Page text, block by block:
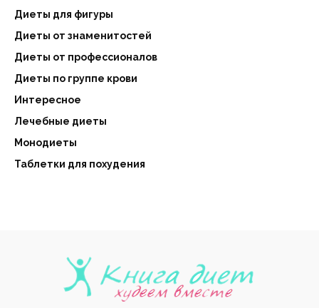
Диеты для фигуры
Диеты от знаменитостей
Диеты от профессионалов
Диеты по группе крови
Интересное
Лечебные диеты
Монодиеты
Таблетки для похудения